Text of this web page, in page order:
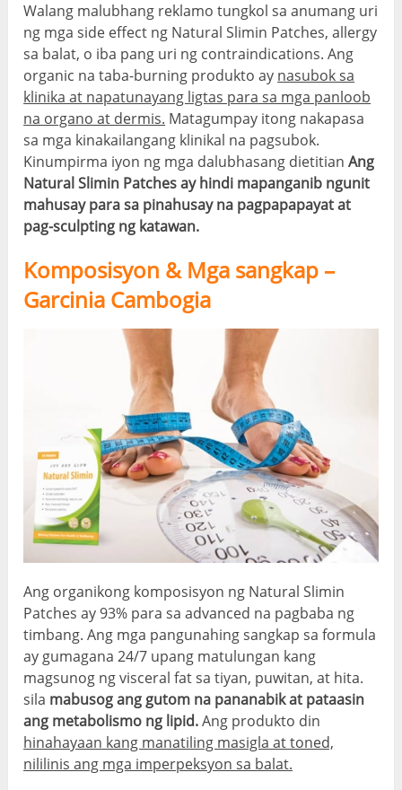
Walang malubhang reklamo tungkol sa anumang uri
ng mga side effect ng Natural Slimin Patches, allergy
sa balat, o iba pang uri ng contraindications. Ang
organic na taba-burning produkto ay nasubok sa
klinika at napatunayang ligtas para sa mga panloob
na organo at dermis. Matagumpay itong nakapasa
sa mga kinakailangang klinikal na pagsubok.
Kinumpirma iyon ng mga dalubhasang dietitianAng
Natural Slimin Patches ay hindi mapanganib ngunit
mahusay para sa pinahusay na pagpapapayat at
pag-sculpting ng katawan.
Komposisyon & Mga sangkap –
Garcinia Cambogia
Ang organikong komposisyon ng Natural Slimin
Patches ay 93% para sa advanced na pagbaba ng
timbang. Ang mga pangunahing sangkap sa formula
ay gumagana 24/7 upang matulungan kang
magsunog ng visceral fat sa tiyan, puwitan, at hita.
sila mabusog ang gutom na pananabik at pataasin
ang metabolismo ng lipid.Ang produkto din
hinahayaan kang manatiling masigla at toned,
nililinis ang mga imperpeksyon sa balat.